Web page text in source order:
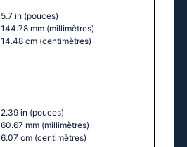
5.7 in (pouces)
144.78 mm (millimètres)
14.48 cm (centimètres)
2.39 in (pouces)
60.67 mm (millimètres)
6.07 cm (centimètres)